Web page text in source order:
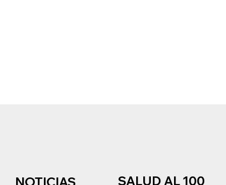
NOTICIAS SALUD AL 100